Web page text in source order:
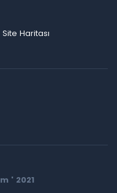
Site Haritası
' 2021